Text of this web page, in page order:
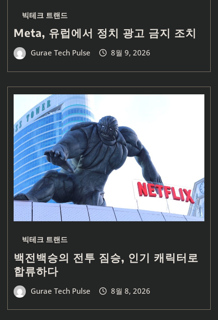
빅테크 트랜드
Meta, 유럽에서 정치 광고 금지 조치
Gurae Tech Pulse 8월 9, 2026
빅테크 트랜드
백전백승의 전투 짐승, 인기 캐릭터로
합류하다
Gurae Tech Pulse 8월 8, 2026